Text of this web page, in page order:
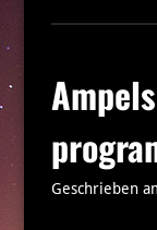
Geschrieben